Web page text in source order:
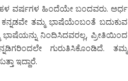
ವರ್ಷಗಳ ಹಿಂದೆಯೇ ಬಂದವರು. ಅರ್ಧ
ತಮ್ಮ ಭಾಷೆಯೆಂಬಂತೆ ಬದುಕುವ
ಭಾಷೆಯನ್ನು ನಿಂದಿಸಿದವರಲ್ಲ, ಪ್ರೀತಿಯಿಂದ
ಗುರುತಿಸಿಕೊಂಡಿದೆ. ತಮ್ಮ
ಇದ್ದಾರೆ.